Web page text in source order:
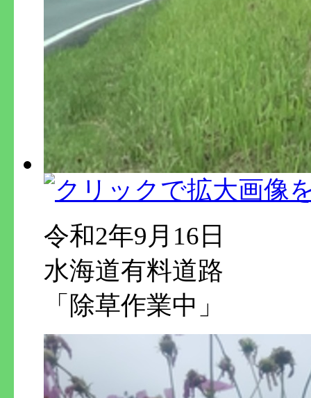
令和2年9月16日
水海道有料道路
「除草作業中」